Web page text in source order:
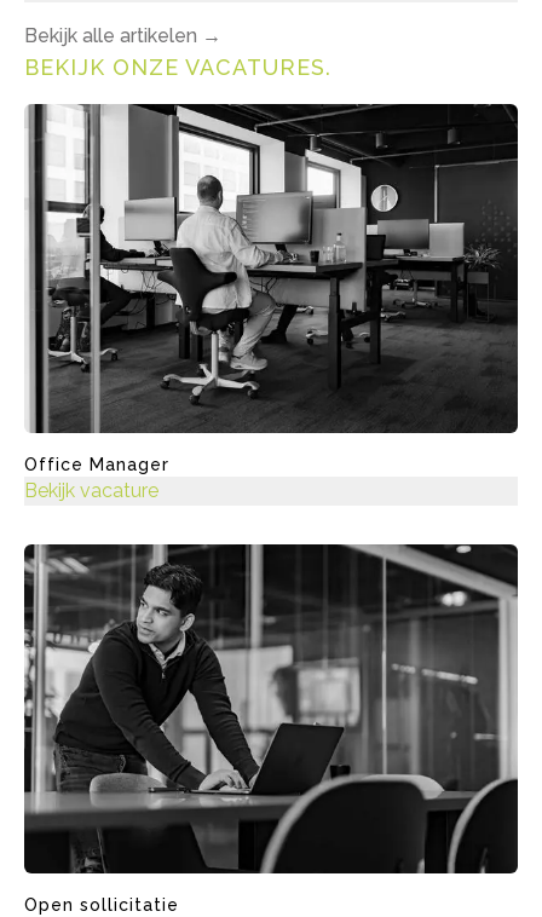
Bekijk alle artikelen →
BEKIJK ONZE VACATURES.
Office Manager
Bekijk vacature
Open sollicitatie